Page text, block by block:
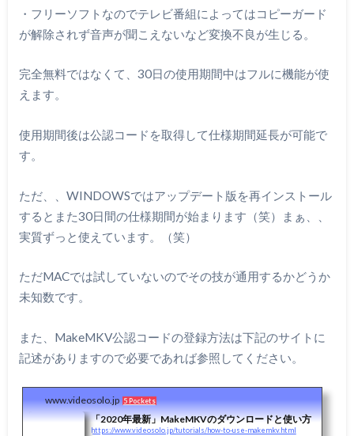
・フリーソフトなのでテレビ番組によってはコピーガード
が解除されず音声が聞こえないなど変換不良が生じる。
完全無料ではなくて、30日の使用期間中はフルに機能が使
えます。
使用期間後は公認コードを取得して仕様期間延長が可能で
す。
ただ、、WINDOWSではアップデート版を再インストール
するとまた30日間の仕様期間が始まります（笑）まぁ、、
実質ずっと使えています。（笑）
ただMACでは試していないのでその技が通用するかどうか
未知数です。
また、MakeMKV公認コードの登録方法は下記のサイトに
記述がありますので必要であれば参照してください。
www.videosolo.jp 5 Pockets
「2020年最新」MakeMKVのダウンロードと使い方
https://www.videosolo.jp/tutorials/how-to-use-makemkv.html